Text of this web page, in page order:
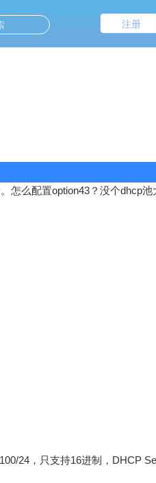
注册
怎么配置option43？没个dhcp池
24，只支持16进制，DHCP